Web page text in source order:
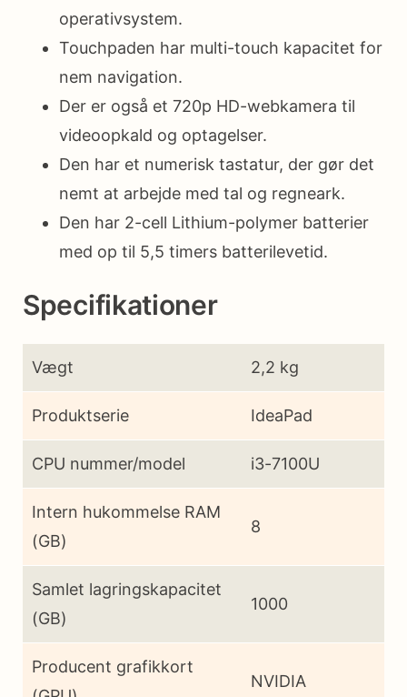
operativsystem.
Touchpaden har multi-touch kapacitet for
nem navigation.
Der er også et 720p HD-webkamera til
videoopkald og optagelser.
Den har et numerisk tastatur, der gør det
nemt at arbejde med tal og regneark.
Den har 2-cell Lithium-polymer batterier
med op til 5,5 timers batterilevetid.
Specifikationer
Vægt 2,2 kg
Produktserie IdeaPad
CPU nummer/model i3-7100U
Intern hukommelse RAM
(GB)
8
Samlet lagringskapacitet
(GB)
1000
Producent grafikkort
NVIDIA